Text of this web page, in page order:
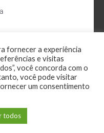
fornecer a experiência
e visitas
você concorda com o
você pode visitar
um consentimento
todos